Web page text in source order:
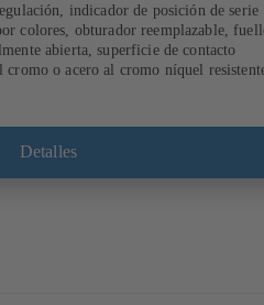
indicador de posición de serie
colores, obturador reemplazable,
abierta, superficie de contacto
cromo o acero al cromo níquel
Detalles